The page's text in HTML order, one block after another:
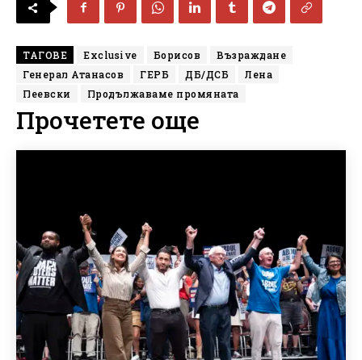
ТАГОВЕ Exclusive Борисов
Възраждане
Генерал Атанасов
ГЕРБ ДБ/ДСБ
Лена
Пеевски
Продължаваме промяната
Прочетете още